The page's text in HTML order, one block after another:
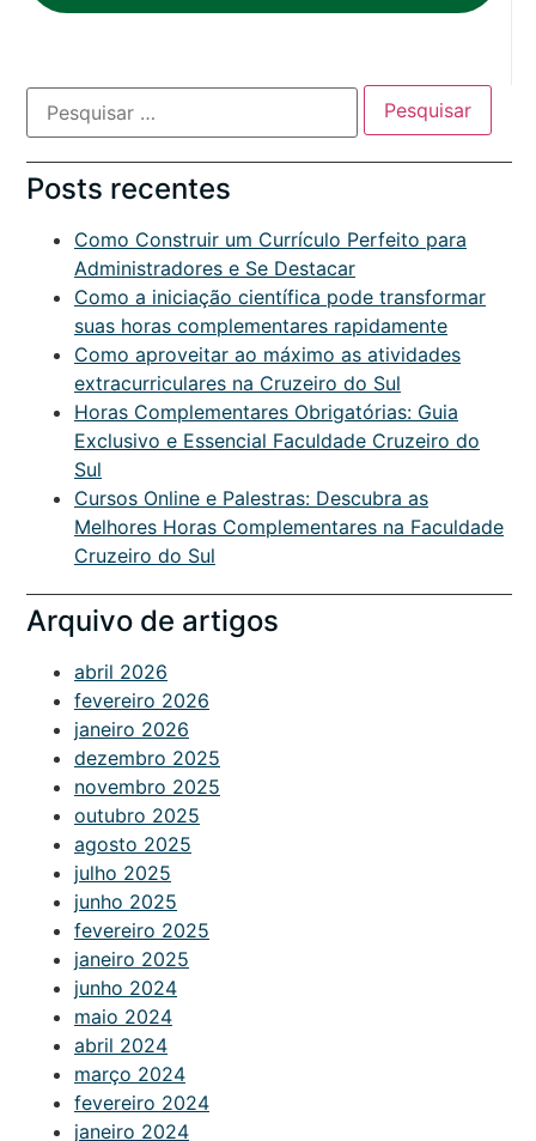
Posts recentes
Como Construir um Currículo Perfeito para
Administradores e Se Destacar
Como a iniciação científica pode transformar
suas horas complementares rapidamente
Como aproveitar ao máximo as atividades
extracurriculares na Cruzeiro do Sul
Horas Complementares Obrigatórias: Guia
Exclusivo e Essencial Faculdade Cruzeiro do
Sul
Cursos Online e Palestras: Descubra as
Melhores Horas Complementares na Faculdade
Cruzeiro do Sul
Arquivo de artigos
abril 2026
fevereiro 2026
janeiro 2026
dezembro 2025
novembro 2025
outubro 2025
agosto 2025
julho 2025
junho 2025
fevereiro 2025
janeiro 2025
junho 2024
maio 2024
abril 2024
março 2024
fevereiro 2024
janeiro 2024